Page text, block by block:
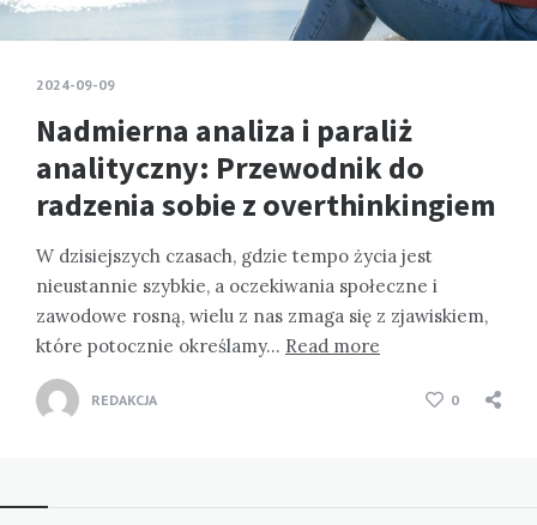
2024-09-09
Nadmierna analiza i paraliż
analityczny: Przewodnik do
radzenia sobie z overthinkingiem
W dzisiejszych czasach, gdzie tempo życia jest
nieustannie szybkie, a oczekiwania społeczne i
zawodowe rosną, wielu z nas zmaga się z zjawiskiem,
które potocznie określamy… Read more
REDAKCJA 0